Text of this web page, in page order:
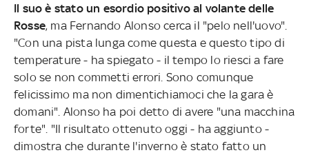
Il suo è stato un esordio positivo al volante delle
Rosse, ma Fernando Alonso cerca il "pelo nell'uovo".
"Con una pista lunga come questa e questo tipo di
temperature - ha spiegato - il tempo lo riesci a fare
solo se non commetti errori. Sono comunque
felicissimo ma non dimentichiamoci che la gara è
domani". Alonso ha poi detto di avere "una macchina
forte". "Il risultato ottenuto oggi - ha aggiunto -
dimostra che durante l'inverno è stato fatto un